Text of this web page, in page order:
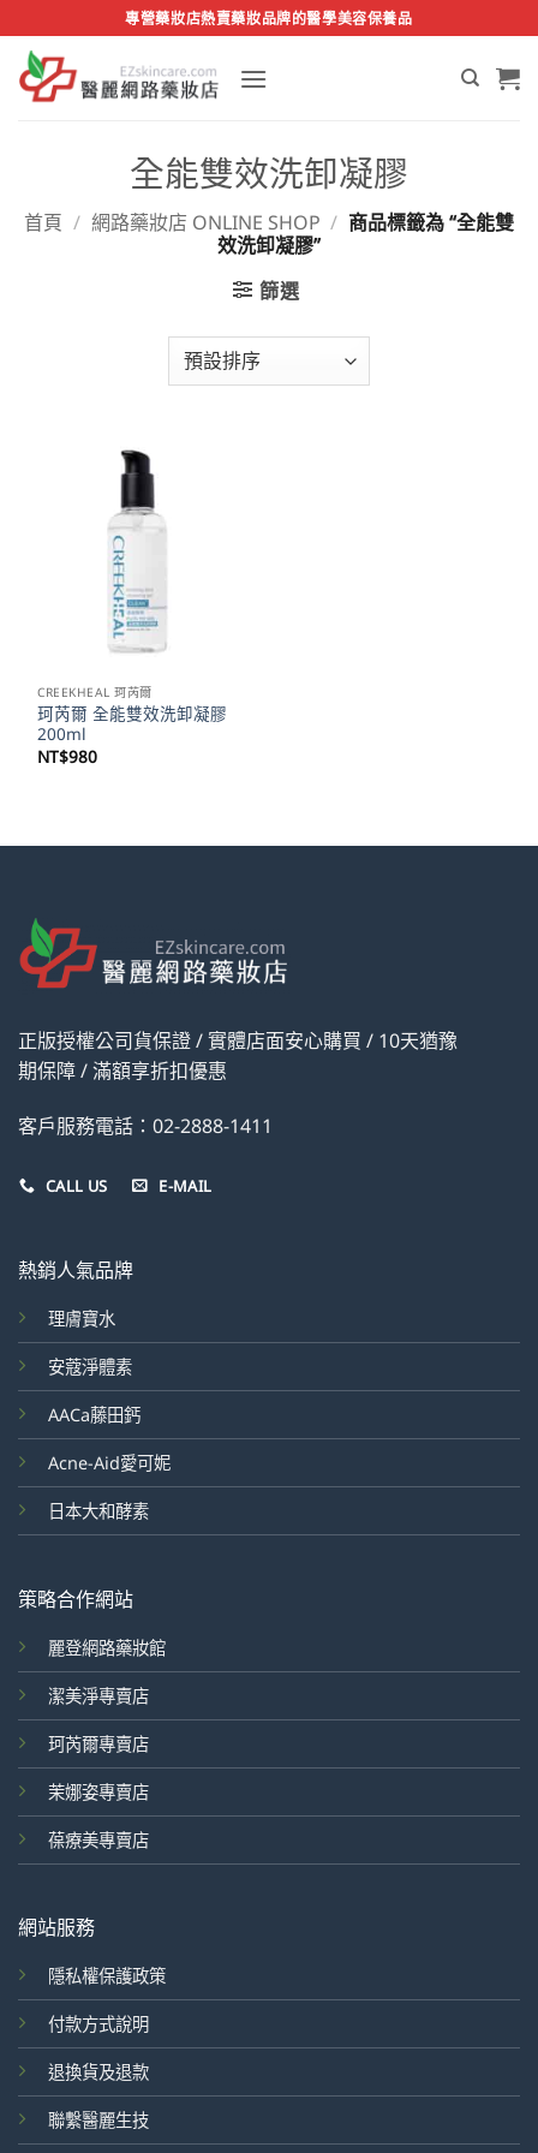
to
content
專營藥妝店熱賣藥妝品牌的醫學美容保養品
全能雙效洗卸凝膠
首頁 / 網路藥妝店 ONLINE SHOP / 商品標籤為 “全能雙
效洗卸凝膠”
篩選
CREEKHEAL 珂芮爾
珂芮爾 全能雙效洗卸凝膠
200ml
NT$980
正版授權公司貨保證 / 實體店面安心購買 / 10天猶豫
期保障 / 滿額享折扣優惠
客戶服務電話：02-2888-1411
CALL US E-MAIL
熱銷人氣品牌
理膚寶水
安蔻淨體素
AACa藤田鈣
Acne-Aid愛可妮
日本大和酵素
策略合作網站
麗登網路藥妝館
潔美淨專賣店
珂芮爾專賣店
茉娜姿專賣店
葆療美專賣店
網站服務
隱私權保護政策
付款方式說明
退換貨及退款
聯繫醫麗生技